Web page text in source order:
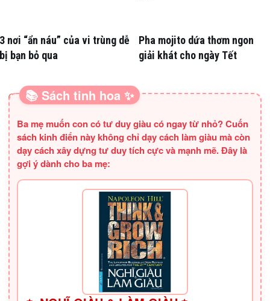
3 nơi “ẩn náu” của vi trùng dễ
bị bạn bỏ qua
Pha mojito dứa thơm ngon
giải khát cho ngày Tết
SÁCH HAY CHO BA MẸ
📚 Sách tinh hoa ✨
Ba mẹ muốn con có tư duy giàu có ngay từ nhỏ? Cuốn
sách kinh điển này không chỉ dạy cách làm giàu mà còn
dạy cách xây dựng tư duy tích cực và mạnh mẽ. Đây là
gợi ý dành cho ba mẹ: